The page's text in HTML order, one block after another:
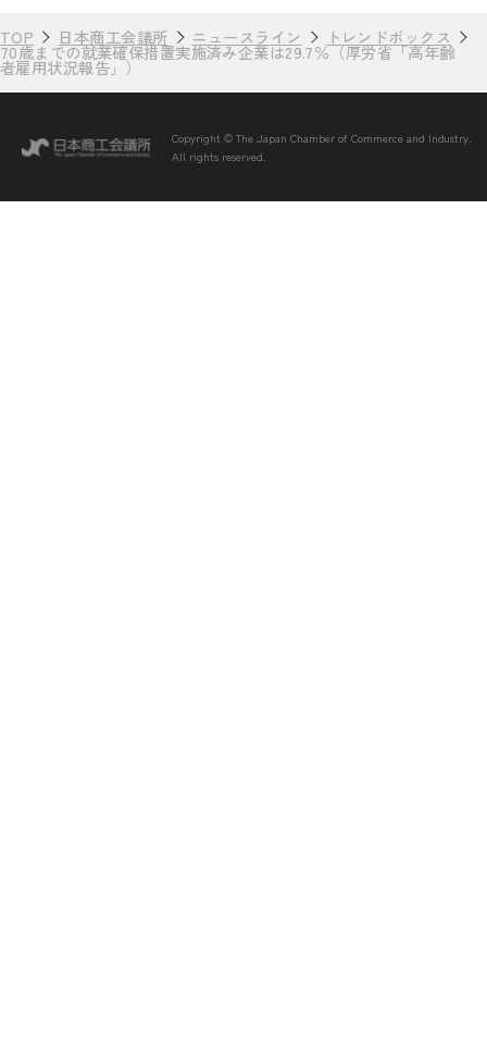
TOP 日本商工会議所 ニュースライン トレンドボックス
70歳までの就業確保措置実施済み企業は29.7％（厚労省「高年齢
者雇用状況報告」）
Copyright © The Japan Chamber of Commerce and Industry.
All rights reserved.